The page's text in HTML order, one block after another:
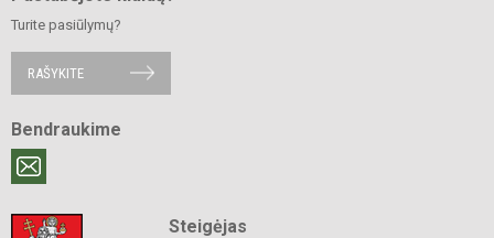
Turite pasiūlymų?
RAŠYKITE
Bendraukime
Steigėjas